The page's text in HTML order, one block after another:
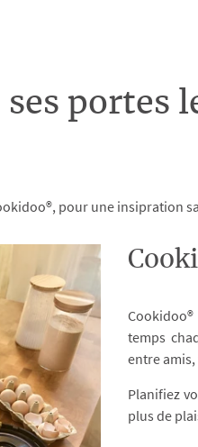
portes
pour une insipration
temps
entre
Planifiez
plus de